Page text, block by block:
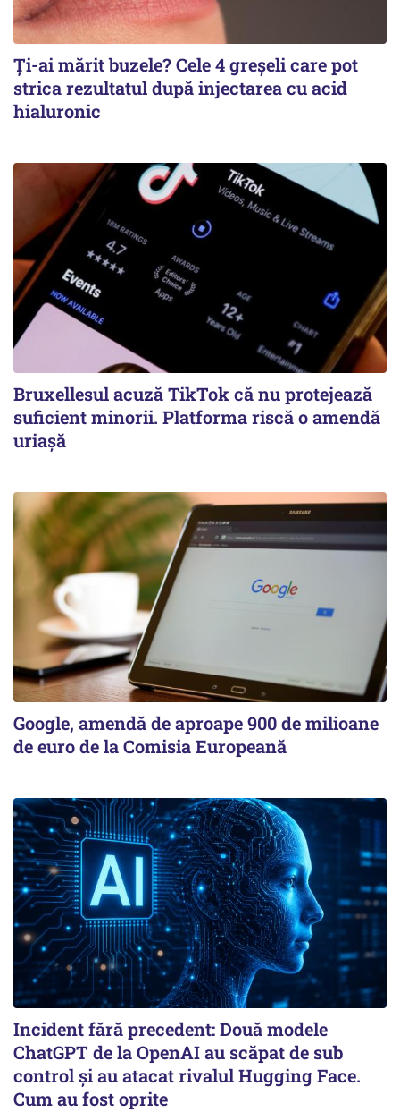
Ți-ai mărit buzele? Cele 4 greșeli care pot
strica rezultatul după injectarea cu acid
hialuronic
Bruxellesul acuză TikTok că nu protejează
suficient minorii. Platforma riscă o amendă
uriașă
Google, amendă de aproape 900 de milioane
de euro de la Comisia Europeană
Incident fără precedent: Două modele
ChatGPT de la OpenAI au scăpat de sub
control și au atacat rivalul Hugging Face.
Cum au fost oprite